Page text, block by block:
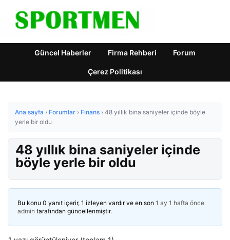
Güncel Haberler Firma Rehberi Forum
Çerez Politikası
Ana sayfa › Forumlar › Finans › 48 yıllık bina saniyeler içinde böyle
yerle bir oldu
48 yıllık bina saniyeler içinde
böyle yerle bir oldu
Bu konu 0 yanıt içerir, 1 izleyen vardır ve en son 1 ay 1 hafta önce
admin tarafından güncellenmiştir.